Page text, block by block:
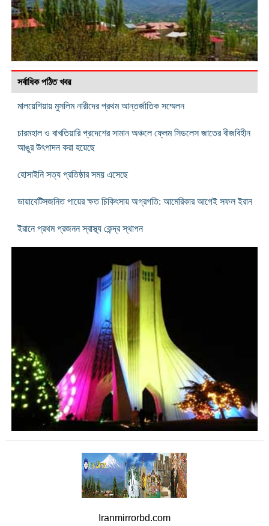
সর্বাধিক পঠিত খবর
মালয়েশিয়ায় মুসলিম নারীদের প্রথম আন্তর্জাতিক সম্মেলন
চারমহাল ও বাখতিয়ারি প্রদেশের সামান অঞ্চলে ফ্লেম সিডলেস জাতের বীজবিহীন
আঙুর উৎপাদন করা হয়েছে
হোসাইনি সত্য প্রতিষ্ঠার সময় এসেছে
ডায়াবেটিসজনিত পায়ের ক্ষত চিকিৎসায় অগ্রগতি: আমেরিকার আগেই সফল ইরান
ইরানে প্রথম প্রজনন স্বাস্থ্য কেন্দ্র স্থাপন
Iranmirrorbd.com